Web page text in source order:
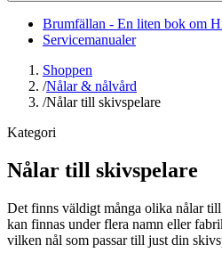
Brumfällan - En liten bok om
Servicemanualer
Shoppen
/Nålar & nålvård
/Nålar till skivspelare
Kategori
Nålar till skivspelare
Det finns väldigt många olika nålar
kan finnas under flera namn eller
vilken nål som passar till just din